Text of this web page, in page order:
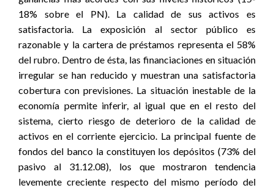
18% sobre el PN). La calidad de sus activos es
satisfactoria. La exposición al sector público es
razonable y la cartera de préstamos representa el 58%
del rubro. Dentro de ésta, las financiaciones en situación
irregular se han reducido y muestran una satisfactoria
cobertura con previsiones. La situación inestable de la
economía permite inferir, al igual que en el resto del
sistema, cierto riesgo de deterioro de la calidad de
activos en el corriente ejercicio. La principal fuente de
fondos del banco la constituyen los depósitos (73% del
pasivo al 31.12.08), los que mostraron tendencia
levemente creciente respecto del mismo período del